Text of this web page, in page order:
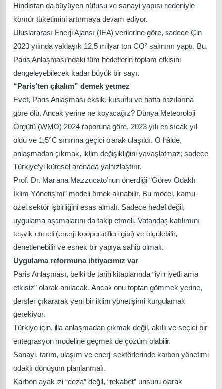
Hindistan da büyüyen nüfusu ve sanayi yapısı nedeniyle
kömür tüketimini artırmaya devam ediyor.
Uluslararası Enerji Ajansı (IEA) verilerine göre, sadece Çin
2023 yılında yaklaşık 12,5 milyar ton CO² salınımı yaptı. Bu,
Paris Anlaşması’ndaki tüm hedeflerin toplam etkisini
dengeleyebilecek kadar büyük bir sayı.
“Paris’ten çıkalım” demek yetmez
Evet, Paris Anlaşması eksik, kusurlu ve hatta bazılarına
göre ölü. Ancak yerine ne koyacağız? Dünya Meteoroloji
Örgütü (WMO) 2024 raporuna göre, 2023 yılı en sıcak yıl
oldu ve 1,5°C sınırına geçici olarak ulaşıldı. O hâlde,
anlaşmadan çıkmak, iklim değişikliğini yavaşlatmaz; sadece
Türkiye’yi küresel arenada yalnızlaştırır.
Prof. Dr. Mariana Mazzucato’nun önerdiği “Görev Odaklı
İklim Yönetişimi” modeli örnek alınabilir. Bu model, kamu-
özel sektör işbirliğini esas almalı. Sadece hedef değil,
uygulama aşamalarını da takip etmeli. Vatandaş katılımını
teşvik etmeli (enerji kooperatifleri gibi) ve ölçülebilir,
denetlenebilir ve esnek bir yapıya sahip olmalı.
Uygulama reformuna ihtiyacımız var
Paris Anlaşması, belki de tarih kitaplarında “iyi niyetli ama
etkisiz” olarak anılacak. Ancak onu toptan gömmek yerine,
dersler çıkararak yeni bir iklim yönetişimi kurgulamak
gerekiyor.
Türkiye için, illa anlaşmadan çıkmak değil, akıllı ve seçici bir
entegrasyon modeline geçmek de çözüm olabilir.
Sanayi, tarım, ulaşım ve enerji sektörlerinde karbon yönetimi
odaklı dönüşüm planlanmalı.
Karbon ayak izi “ceza” değil, “rekabet” unsuru olarak